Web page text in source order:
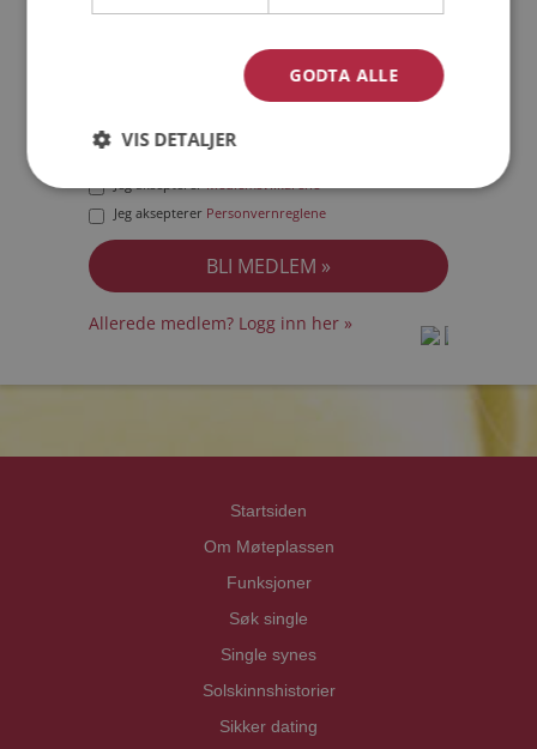
Jeg akseptererMedlemsvilkårene
Jeg aksepterer Personvernreglene
Allerede medlem? Logg inn her »
Startsiden
Om Møteplassen
Funksjoner
Søk single
Single synes
Solskinnshistorier
Sikker dating
GODTA ALLE
VIS DETALJER